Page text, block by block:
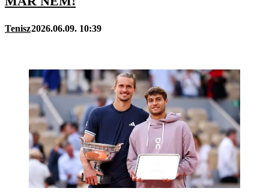
Tenisz2026.06.09. 10:39